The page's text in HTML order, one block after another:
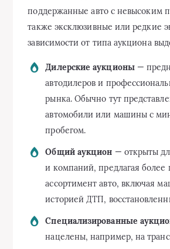
поддержанные авто с невысоким
также эксклюзивные или редкие
зависимости от типа аукциона
Дилерские аукционы—
автодилеров и
рынка. Обычно тут
автомобили или машины с
пробегом.
Общий аукцион — открыты
и компаний, предлагая
ассортимент авто, включая
историей ДТП,
Специализированные
нацелены, например, на